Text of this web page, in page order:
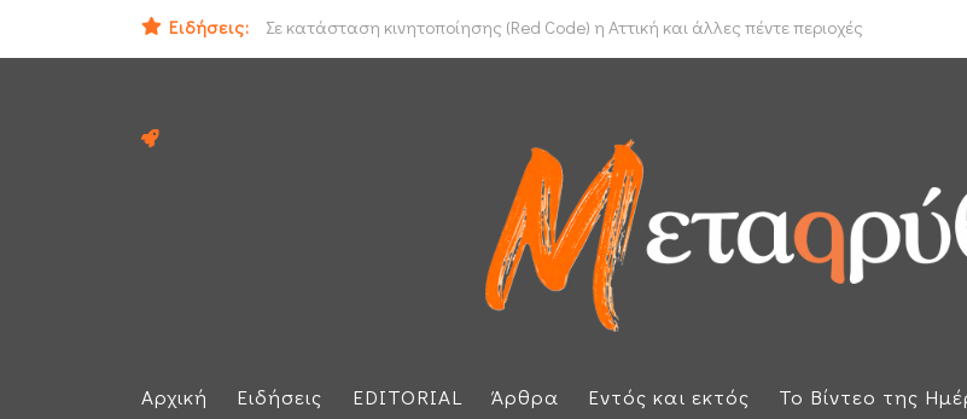
Ειδήσεις:
Σε κατάσταση κινητοποίησης (Red Code) η Αττική και άλλες πέντε περιοχές
Ομάν: «Θετικές» οι συνομιλίες με το Ιράν για τα Στενά του Ορμούζ
Αρχική Ειδήσεις EDITORIAL Άρθρα Εντός και εκτός Το Βίντεο της